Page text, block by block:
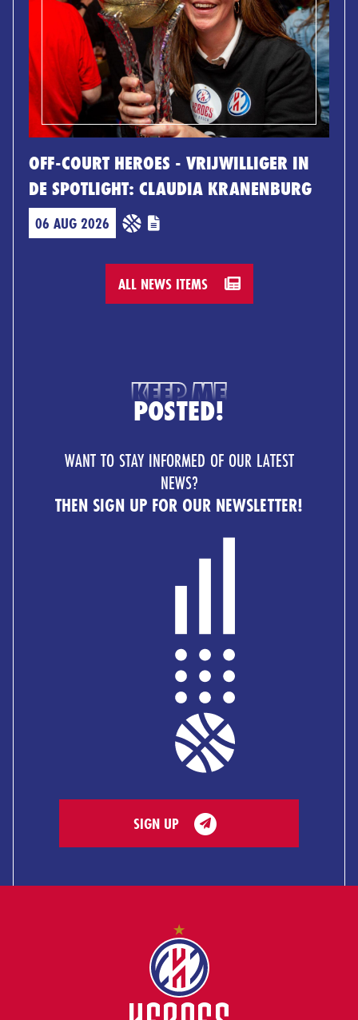
OFF-COURT HEROES - VRIJWILLIGER IN
DE SPOTLIGHT: CLAUDIA KRANENBURG
06 AUG 2026
ALL NEWS ITEMS
KEEP ME
POSTED!
WANT TO STAY INFORMED OF OUR LATEST
NEWS?
THEN SIGN UP FOR OUR NEWSLETTER!
SIGN UP